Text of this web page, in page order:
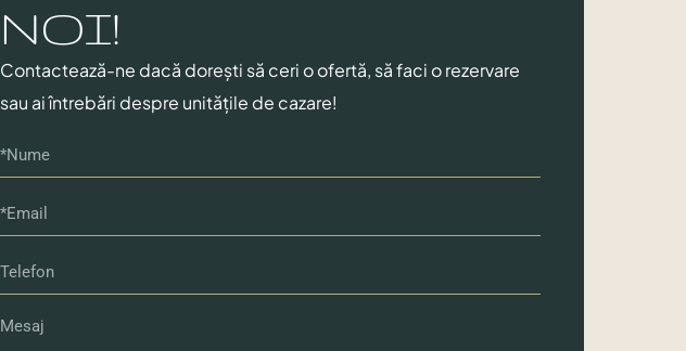
NOI!
Contactează-ne dacă dorești să ceri o ofertă, să faci o rezervare
sau ai întrebări despre unitățile de cazare!